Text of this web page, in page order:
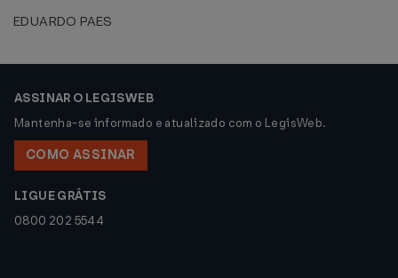
EDUARDO PAES
ASSINAR O LEGISWEB
Mantenha-se informado e atualizado com o LegisWeb.
COMO ASSINAR
LIGUE GRÁTIS
0800 202 5544